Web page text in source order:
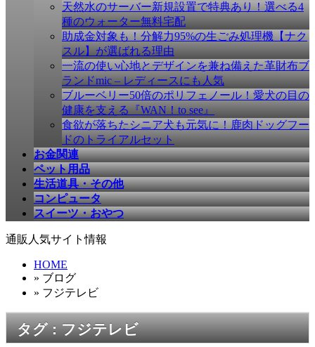
天然水のサーバー新規設置で特典あり！選べる4
種のウォーター無料宅配
助成金対象も！分解力95%の生ごみ処理機【ナク
スル】が選ばれる理由
一流の使い心地とデザインを兼ね備えた革財布ブ
ランドmic – レディースにも人気
ブルーベリー50倍のポリフェノール！愛犬の目の
健康を支える『WAN！to see』
食欲が落ちたシニア犬も元気に！鹿肉ドッグフー
ドのトライアルセット
お金関連
ペット用品
生活道具・その他
コンピュータ
スイーツ・おやつ
通販人気サイト情報
HOME
» ブログ
» フジテレビ
タグ : フジテレビ